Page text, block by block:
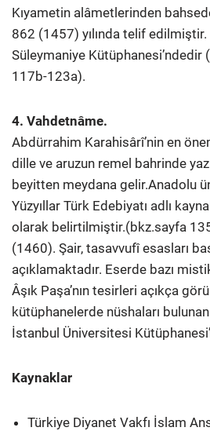
Kıyametin alâmetlerinden
862 (1457) yılında telif edilmiştir.
Süleymaniye Kütüphanesi’ndedir
117b-123a).
4. Vahdetnâme.
Abdürrahim Karahisârî’nin en
dille ve aruzun remel bahrinde
beyitten meydana gelir.Anadolu
Yüzyıllar Türk Edebiyatı adlı
olarak belirtilmiştir.(bkz.sayfa
(1460). Şair, tasavvufî esasları
açıklamaktadır. Eserde bazı
Âşık Paşa’nın tesirleri açıkça
kütüphanelerde nüshaları
İstanbul Üniversitesi
Kaynaklar
Türkiye Diyanet Vakfı İslam